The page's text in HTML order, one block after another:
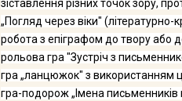
зіставлення різних точок зору,
„Погляд через віки"
робота з епіграфом до твору або
рольова гра "Зустріч з
гра „ланцюжок" з використанням
гра-подорож „Імена